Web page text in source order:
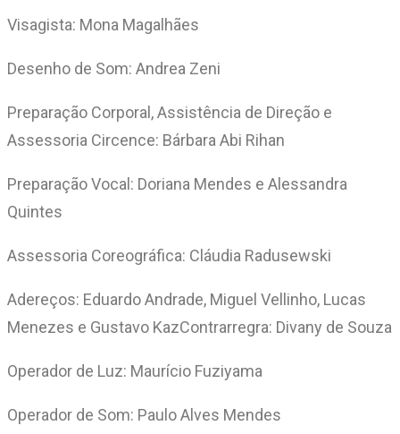
Visagista: Mona Magalhães
Desenho de Som: Andrea Zeni
Preparação Corporal, Assistência de Direção e
Assessoria Circence: Bárbara Abi Rihan
Preparação Vocal: Doriana Mendes e Alessandra
Quintes
Assessoria Coreográfica: Cláudia Radusewski
Adereços: Eduardo Andrade, Miguel Vellinho, Lucas
Menezes e Gustavo KazContrarregra: Divany de Souza
Operador de Luz: Maurício Fuziyama
Operador de Som: Paulo Alves Mendes